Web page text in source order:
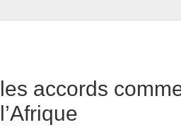
les accords
l’Afrique